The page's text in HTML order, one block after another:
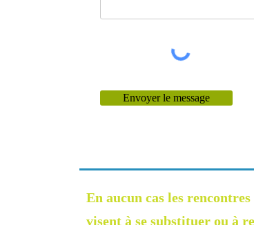
Envoyer le message
En aucun cas les
visent à se substituer ou à